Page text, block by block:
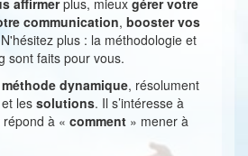
affirmerplus, mieux gérer votre
communication, booster vos
plus : la méthodologie et
sont faits pour vous.
méthode dynamique, résolument
et les solutions. Il s’intéresse à
à « comment » mener à